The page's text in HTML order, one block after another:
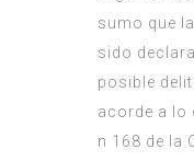
sumo que
sido
posible
acorde a lo
n 168 de la